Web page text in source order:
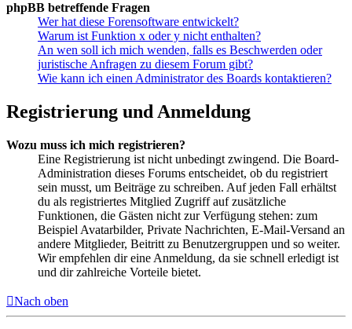
phpBB betreffende Fragen
Wer hat diese Forensoftware entwickelt?
Warum ist Funktion x oder y nicht enthalten?
An wen soll ich mich wenden, falls es Beschwerden oder
juristische Anfragen zu diesem Forum gibt?
Wie kann ich einen Administrator des Boards kontaktieren?
Registrierung und Anmeldung
Wozu muss ich mich registrieren?
Eine Registrierung ist nicht unbedingt zwingend. Die Board-
Administration dieses Forums entscheidet, ob du registriert
sein musst, um Beiträge zu schreiben. Auf jeden Fall erhältst
du als registriertes Mitglied Zugriff auf zusätzliche
Funktionen, die Gästen nicht zur Verfügung stehen: zum
Beispiel Avatarbilder, Private Nachrichten, E-Mail-Versand an
andere Mitglieder, Beitritt zu Benutzergruppen und so weiter.
Wir empfehlen dir eine Anmeldung, da sie schnell erledigt ist
und dir zahlreiche Vorteile bietet.
Nach oben